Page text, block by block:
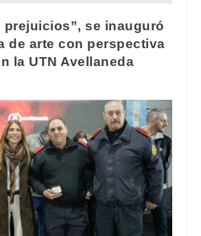
prejuicios”, se inauguró
de arte con perspectiva
la UTN Avellaneda